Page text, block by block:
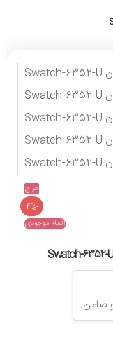
حراج
-4%
اتمام موجودی